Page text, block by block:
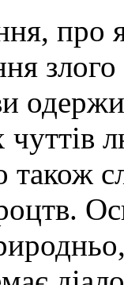
про